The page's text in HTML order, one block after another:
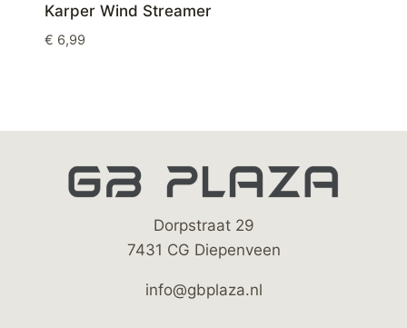
Karper Wind Streamer
€ 6,99
Dorpstraat 29
7431 CG Diepenveen
info@gbplaza.nl